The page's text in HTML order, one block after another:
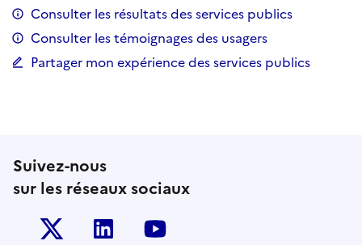
Consulter les résultats des services publics
Consulter les témoignages des usagers
Partager mon expérience des services publics
Suivez-nous
sur les réseaux sociaux
Twitter-x Linkedin